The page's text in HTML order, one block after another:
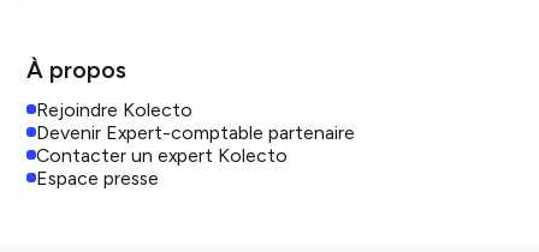
À propos
Rejoindre Kolecto
Devenir Expert-comptable partenaire
Contacter un expert Kolecto
Espace presse